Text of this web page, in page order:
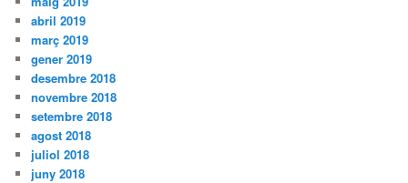
abril 2019
març 2019
gener 2019
desembre 2018
novembre 2018
setembre 2018
agost 2018
juliol 2018
juny 2018